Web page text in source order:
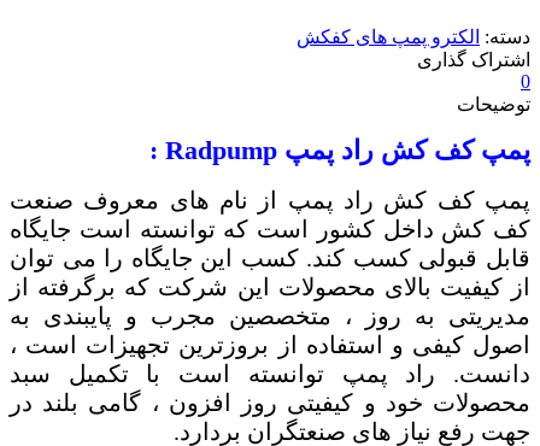
دسته: الکترو پمپ های کفکش
اشتراک گذاری
0
توضیحات
پمپ کف کش راد پمپ Radpump
:
پمپ کف کش راد پمپ از نام های معروف صنعت
کف کش داخل کشور است که توانسته است جایگاه
قابل قبولی کسب کند. کسب این جایگاه را می توان
از کیفیت بالای محصولات این شرکت که برگرفته از
مدیریتی به روز ، متخصصین مجرب و پایبندی به
اصول کیفی و استفاده از بروزترین تجهیزات است ،
دانست. راد پمپ توانسته است با تکمیل سبد
محصولات خود و کیفیتی روز افزون ، گامی بلند در
جهت رفع نیاز های صنعتگران بردارد.